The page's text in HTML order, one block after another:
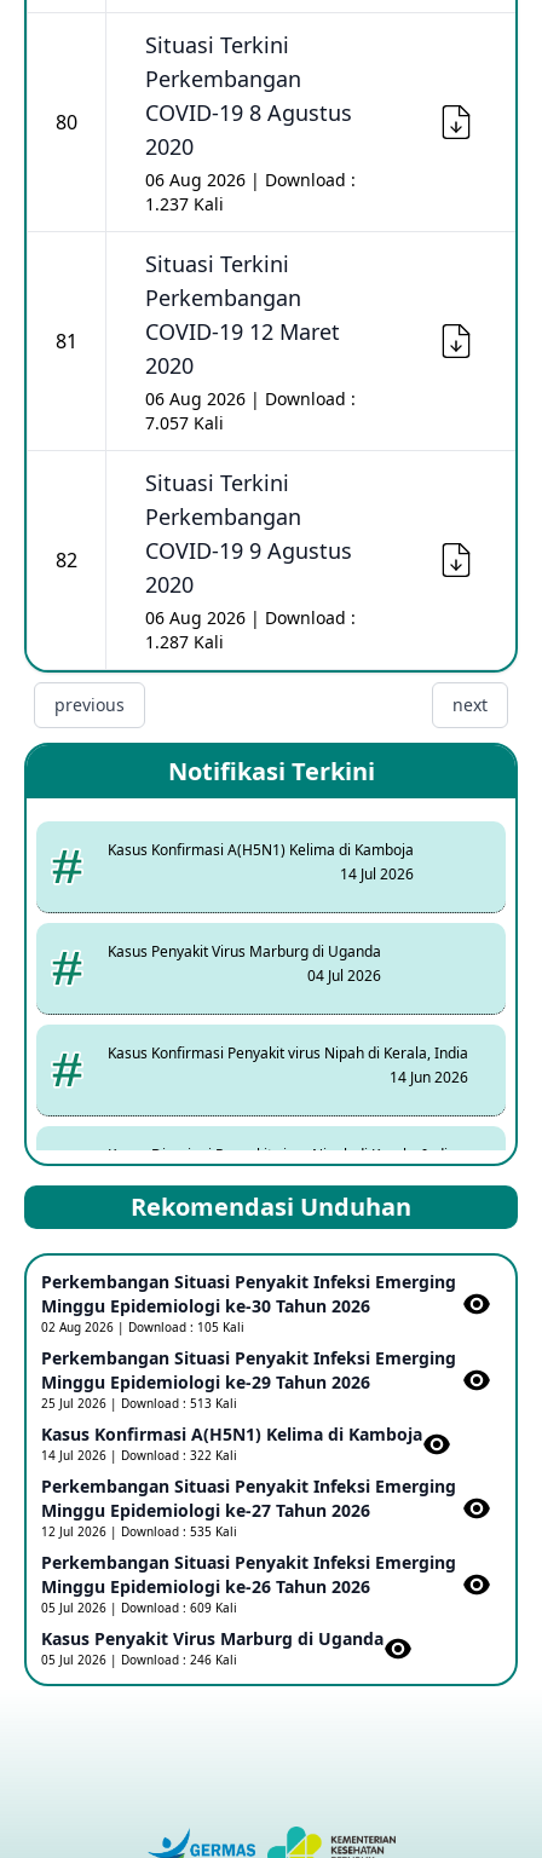
80
Situasi Terkini
Perkembangan
COVID-19 8 Agustus
2020
06 Aug 2026 | Download :
1.237 Kali
81
Situasi Terkini
Perkembangan
COVID-19 12 Maret
2020
06 Aug 2026 | Download :
7.057 Kali
82
Situasi Terkini
Perkembangan
COVID-19 9 Agustus
2020
06 Aug 2026 | Download :
1.287 Kali
previous next
Notifikasi Terkini
Kasus Konfirmasi A(H5N1) Kelima di Kamboja
14 Jul 2026
Kasus Penyakit Virus Marburg di Uganda
04 Jul 2026
Kasus Konfirmasi Penyakit virus Nipah di Kerala, India
14 Jun 2026
Kasus Dicurigai Penyakit virus Nipah di Kerala, India
Mpox Clade 1b di Taiwan
25 May 2026
Update Informasi PHEIC Penyakit Ebola
23 May 2026
Penetapan Outbreak Penyakit Ebola di RD Kongo dan
Uganda Sebagai PHEIC
17 May 2026
Outbreak Penyakti Ebola di RD Kongo
16 May 2026
Kasus Konfirmasi A(H5NN6) di Cina
Rekomendasi Unduhan
Perkembangan Situasi Penyakit Infeksi Emerging
Minggu Epidemiologi ke-30 Tahun 2026
02 Aug 2026 | Download : 105 Kali
Perkembangan Situasi Penyakit Infeksi Emerging
Minggu Epidemiologi ke-29 Tahun 2026
25 Jul 2026 | Download : 513 Kali
Kasus Konfirmasi A(H5N1) Kelima di Kamboja​
14 Jul 2026 | Download : 322 Kali
Perkembangan Situasi Penyakit Infeksi Emerging
Minggu Epidemiologi ke-27 Tahun 2026
12 Jul 2026 | Download : 535 Kali
Perkembangan Situasi Penyakit Infeksi Emerging
Minggu Epidemiologi ke-26 Tahun 2026
05 Jul 2026 | Download : 609 Kali
Kasus Penyakit Virus Marburg di Uganda
05 Jul 2026 | Download : 246 Kali